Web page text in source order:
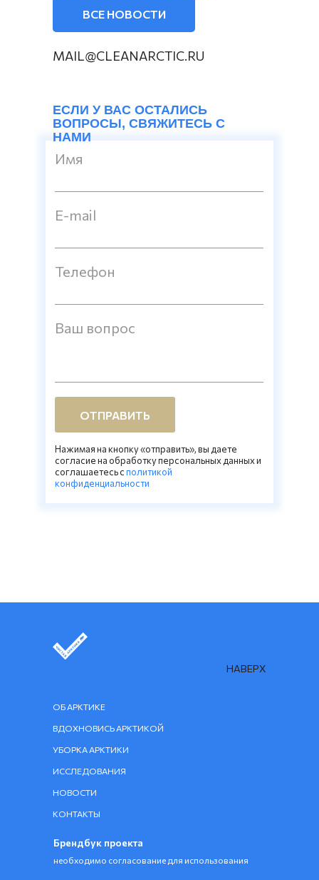
ВСЕ НОВОСТИ
ЕСЛИ У ВАС ОСТАЛИСЬ
ВОПРОСЫ, СВЯЖИТЕСЬ С
НАМИ
Имя
E-mail
Телефон
Ваш вопрос
ОТПРАВИТЬ
Нажимая на кнопку «отправить», вы даете
согласие на обработку персональных данных и
соглашаетесь cполитикой
конфиденциальности
MAIL@CLEANARCTIC.RU
НАВЕРХ
ВДОХНОВИСЬ АРКТИКОЙ
ОБ АРКТИКЕ
ИССЛЕДОВАНИЯ
УБОРКА АРКТИКИ
КОНТАКТЫ
НОВОСТИ
Брендбук проекта
необходимо согласование для использования